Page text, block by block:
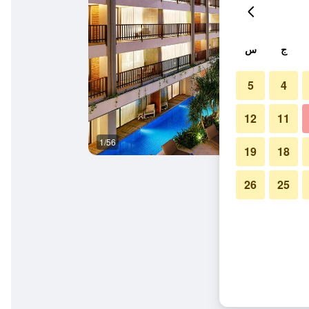
1/56
ج س
4
5
11
12
18
19
25
26